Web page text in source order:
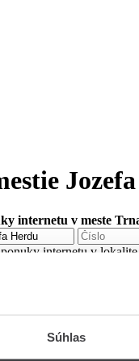
Súhlas
internetu v meste
internetu v
Námestie Jozefa
čísiel vchodov na